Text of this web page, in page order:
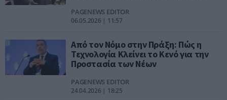
PAGENEWS EDITOR
06.05.2026 | 11:57
Από τον Νόμο στην Πράξη: Πώς η
Τεχνολογία Κλείνει το Κενό για την
Προστασία των Νέων
PAGENEWS EDITOR
24.04.2026 | 18:25